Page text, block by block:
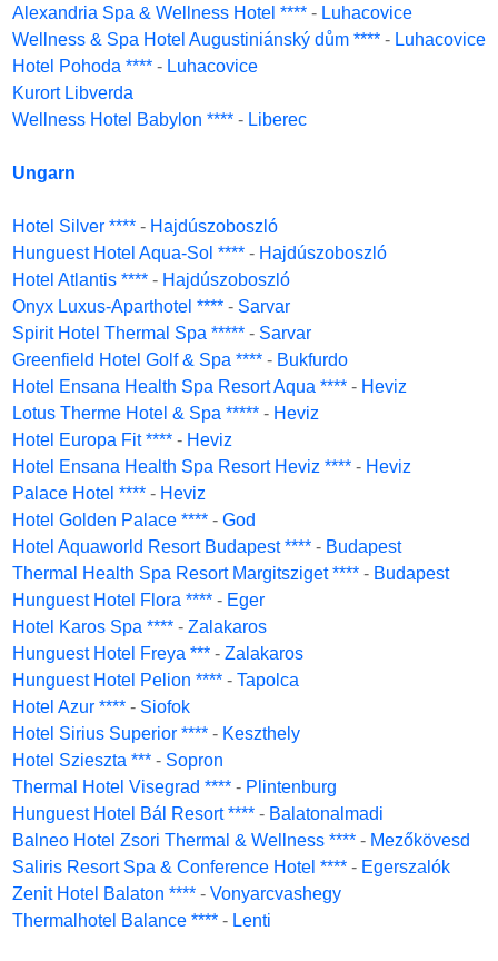
Alexandria Spa & Wellness Hotel **** - Luhacovice
Wellness & Spa Hotel Augustiniánský dům **** - Luhacovice
Hotel Pohoda **** - Luhacovice
Kurort Libverda
Wellness Hotel Babylon **** - Liberec
Ungarn
Hotel Silver **** - Hajdúszoboszló
Hunguest Hotel Aqua-Sol **** - Hajdúszoboszló
Hotel Atlantis **** - Hajdúszoboszló
Onyx Luxus-Aparthotel **** - Sarvar
Spirit Hotel Thermal Spa ***** - Sarvar
Greenfield Hotel Golf & Spa **** - Bukfurdo
Hotel Ensana Health Spa Resort Aqua **** - Heviz
Lotus Therme Hotel & Spa ***** - Heviz
Hotel Europa Fit **** - Heviz
Hotel Ensana Health Spa Resort Heviz **** - Heviz
Palace Hotel **** - Heviz
Hotel Golden Palace **** - God
Hotel Aquaworld Resort Budapest **** - Budapest
Thermal Health Spa Resort Margitsziget **** - Budapest
Hunguest Hotel Flora **** - Eger
Hotel Karos Spa **** - Zalakaros
Hunguest Hotel Freya *** - Zalakaros
Hunguest Hotel Pelion **** - Tapolca
Hotel Azur **** - Siofok
Hotel Sirius Superior **** - Keszthely
Hotel Szieszta *** - Sopron
Thermal Hotel Visegrad **** - Plintenburg
Hunguest Hotel Bál Resort **** - Balatonalmadi
Balneo Hotel Zsori Thermal & Wellness **** - Mezőkövesd
Saliris Resort Spa & Conference Hotel **** - Egerszalók
Zenit Hotel Balaton **** - Vonyarcvashegy
Thermalhotel Balance **** - Lenti